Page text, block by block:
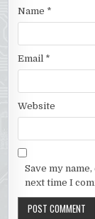
Name *
Email *
Website
Save my
next time I